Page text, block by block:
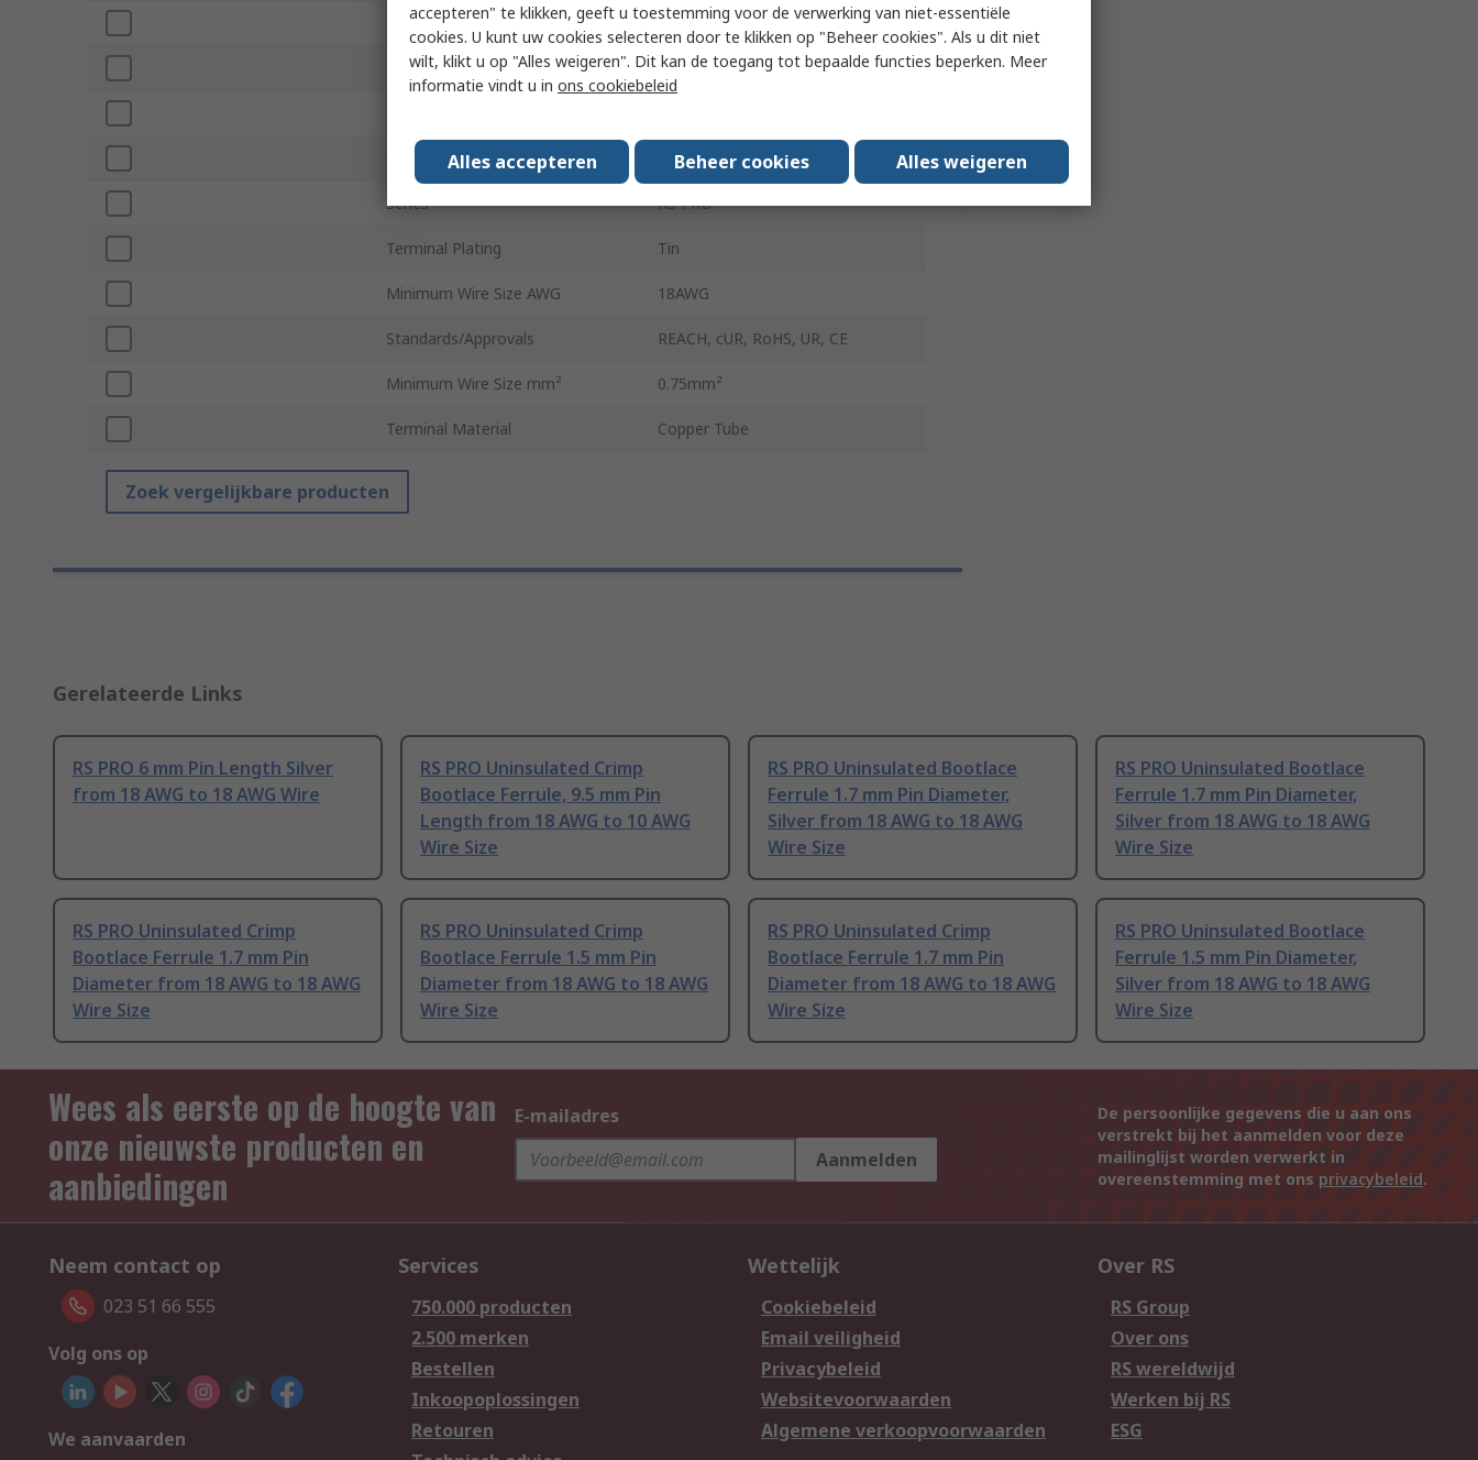
Insulation Uninsulated
Maximum Wire Size AWG 18AWG
Overall Length 6mm
Series RS PRO
Terminal Plating Tin
Minimum Wire Size AWG 18AWG
Standards/Approvals REACH, cUR, RoHS, UR, CE
Minimum Wire Size mm² 0.75mm²
Terminal Material Copper Tube
Zoek vergelijkbare producten
Gerelateerde Links
RS PRO 6 mm Pin Length Silver
from 18 AWG to 18 AWG Wire
RS PRO Uninsulated Crimp
Bootlace Ferrule, 9.5 mm Pin
Length from 18 AWG to 10 AWG
Wire Size
RS PRO Uninsulated Bootlace
Ferrule 1.7 mm Pin Diameter,
Silver from 18 AWG to 18 AWG
Wire Size
RS PRO Uninsulated Bootlace
Ferrule 1.7 mm Pin Diameter,
Silver from 18 AWG to 18 AWG
Wire Size
RS PRO Uninsulated Crimp
Bootlace Ferrule 1.7 mm Pin
Diameter from 18 AWG to 18 AWG
Wire Size
RS PRO Uninsulated Crimp
Bootlace Ferrule 1.5 mm Pin
Diameter from 18 AWG to 18 AWG
Wire Size
RS PRO Uninsulated Crimp
Bootlace Ferrule 1.7 mm Pin
Diameter from 18 AWG to 18 AWG
Wire Size
RS PRO Uninsulated Bootlace
Ferrule 1.5 mm Pin Diameter,
Silver from 18 AWG to 18 AWG
Wire Size
Wees als eerste op de hoogte van
onze nieuwste producten en
aanbiedingen
E-mailadres
Aanmelden
De persoonlijke gegevens die u aan ons
verstrekt bij het aanmelden voor deze
mailinglijst worden verwerkt in
overeenstemming met ons privacybeleid.
Neem contact op
023 51 66 555
Volg ons op
We aanvaarden
Services
750.000 producten
2.500 merken
Bestellen
Inkoopoplossingen
Retouren
Wettelijk
Cookiebeleid
Email veiligheid
Privacybeleid
Websitevoorwaarden
Algemene verkoopvoorwaarden
Over RS
RS Group
Over ons
RS wereldwijd
Werken bij RS
ESG
accepteren" te klikken, geeft u toestemming voor de verwerking van niet-essentiële
cookies. U kunt uw cookies selecteren door te klikken op "Beheer cookies". Als u dit niet
wilt, klikt u op "Alles weigeren". Dit kan de toegang tot bepaalde functies beperken. Meer
informatie vindt u in ons cookiebeleid
Alles accepteren Beheer cookies Alles weigeren